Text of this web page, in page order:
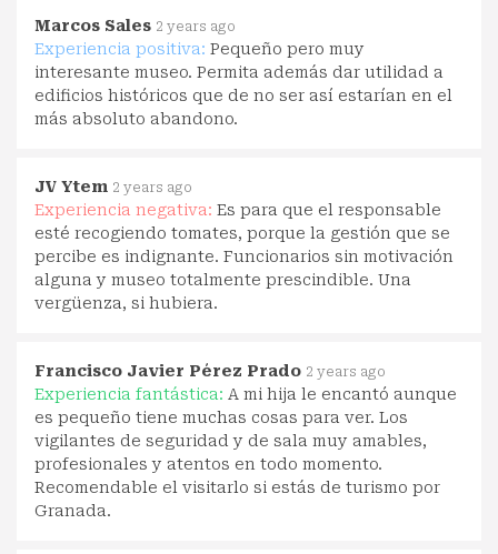
Marcos Sales 2 years ago
Experiencia positiva: Pequeño pero muy
interesante museo. Permita además dar utilidad a
edificios históricos que de no ser así estarían en el
más absoluto abandono.
JV Ytem 2 years ago
Experiencia negativa: Es para que el responsable
esté recogiendo tomates, porque la gestión que se
percibe es indignante. Funcionarios sin motivación
alguna y museo totalmente prescindible. Una
vergüenza, si hubiera.
Francisco Javier Pérez Prado 2 years ago
Experiencia fantástica: A mi hija le encantó aunque
es pequeño tiene muchas cosas para ver. Los
vigilantes de seguridad y de sala muy amables,
profesionales y atentos en todo momento.
Recomendable el visitarlo si estás de turismo por
Granada.